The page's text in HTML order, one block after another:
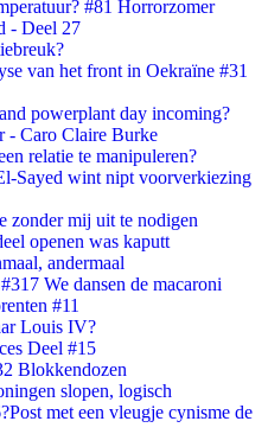
#81 Horrorzomer
- Deel 27
van het front in Oekraïne #31
powerplant day incoming?
- Caro Claire Burke
relatie te manipuleren?
Sayed wint nipt voorverkiezing
zonder mij uit te nodigen
openen was kaputt
andermaal
We dansen de macaroni
#11
Louis IV?
Deel #15
Blokkendozen
slopen, logisch
met een vleugje cynisme de